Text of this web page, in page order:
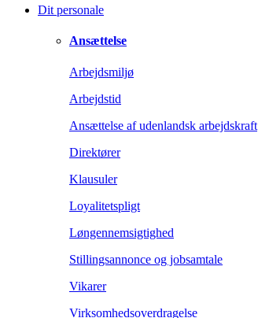
Dit personale
Ansættelse
Arbejdsmiljø
Arbejdstid
Ansættelse af udenlandsk arbejdskraft
Direktører
Klausuler
Loyalitetspligt
Løngennemsigtighed
Stillingsannonce og jobsamtale
Vikarer
Virksomhedsoverdragelse